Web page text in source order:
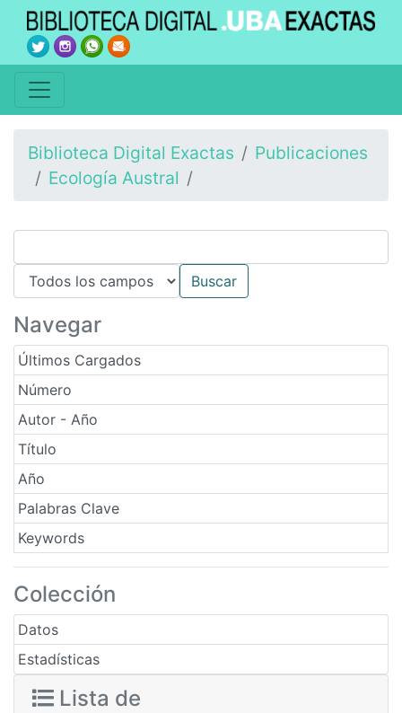
Biblioteca Digital Exactas
Publicaciones
Ecología Austral
Navegar
Últimos Cargados
Número
Autor - Año
Título
Año
Palabras Clave
Keywords
Colección
Datos
Estadísticas
Lista de